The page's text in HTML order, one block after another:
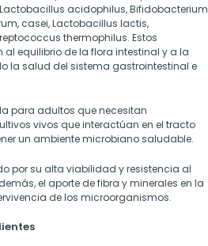
acidophilus, Bifidobacterium
casei, Lactobacillus lactis,
thermophilus. Estos
equilibrio de la flora intestinal y a la
la salud del sistema gastrointestinal e
para adultos que necesitan
vivos que interactúan en el tracto
un ambiente microbiano saludable.
por su alta viabilidad y resistencia al
el aporte de fibra y minerales en la
de los microorganismos.